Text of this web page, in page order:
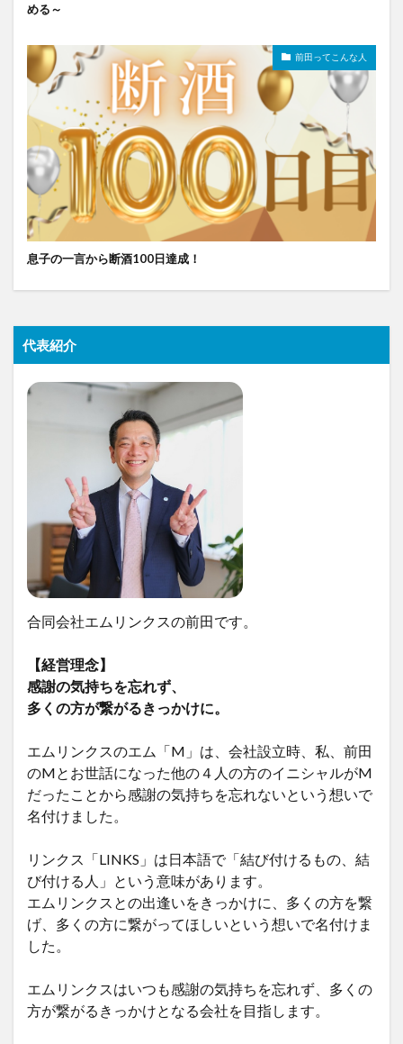
める～
前田ってこんな人
息子の一言から断酒100日達成！
代表紹介
合同会社エムリンクスの前田です。
【経営理念】
感謝の気持ちを忘れず、
多くの方が繋がるきっかけに。
エムリンクスのエム「M」は、会社設立時、私、前田
のMとお世話になった他の４人の方のイニシャルがM
だったことから感謝の気持ちを忘れないという想いで
名付けました。
リンクス「LINKS」は日本語で「結び付けるもの、結
び付ける人」という意味があります。
エムリンクスとの出逢いをきっかけに、多くの方を繋
げ、多くの方に繋がってほしいという想いで名付けま
した。
エムリンクスはいつも感謝の気持ちを忘れず、多くの
方が繋がるきっかけとなる会社を目指します。